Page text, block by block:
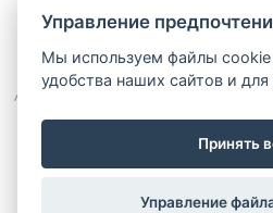
Управление
Мы используем файлы
удобства наших сайтов и
Принять
Управление